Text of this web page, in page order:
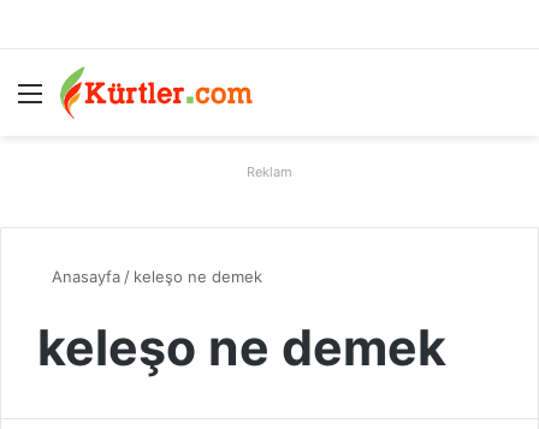
Menü
Reklam
Anasayfa / keleşo ne demek
keleşo ne demek